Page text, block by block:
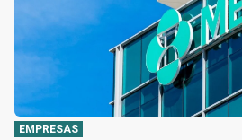
EMPRESAS